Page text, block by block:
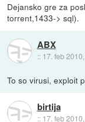
Dejansko gre za
torrent,1433-> sql).
ABX
:: 17. feb
To so virusi, exploit
birtija
:: 17. feb